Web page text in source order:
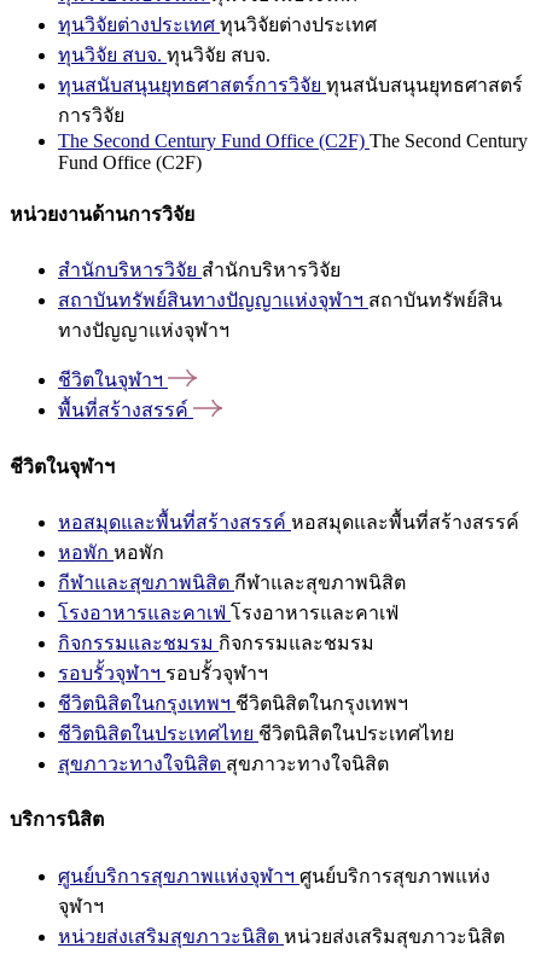
ทุนวิจัยต่างประเทศ ทุนวิจัยต่างประเทศ
ทุนวิจัย สบจ. ทุนวิจัย สบจ.
ทุนสนับสนุนยุทธศาสตร์การวิจัย ทุนสนับสนุนยุทธศาสตร์
การวิจัย
The Second Century Fund Office (C2F) The Second Century
Fund Office (C2F)
หน่วยงานด้านการวิจัย
สำนักบริหารวิจัย สำนักบริหารวิจัย
สถาบันทรัพย์สินทางปัญญาแห่งจุฬาฯ สถาบันทรัพย์สิน
ทางปัญญาแห่งจุฬาฯ
ชีวิตในจุฬาฯ
พื้นที่สร้างสรรค์
ชีวิตในจุฬาฯ
หอสมุดและพื้นที่สร้างสรรค์ หอสมุดและพื้นที่สร้างสรรค์
หอพัก หอพัก
กีฬาและสุขภาพนิสิต กีฬาและสุขภาพนิสิต
โรงอาหารและคาเฟ่ โรงอาหารและคาเฟ่
กิจกรรมและชมรม กิจกรรมและชมรม
รอบรั้วจุฬาฯ รอบรั้วจุฬาฯ
ชีวิตนิสิตในกรุงเทพฯ ชีวิตนิสิตในกรุงเทพฯ
ชีวิตนิสิตในประเทศไทย ชีวิตนิสิตในประเทศไทย
สุขภาวะทางใจนิสิต สุขภาวะทางใจนิสิต
บริการนิสิต
ศูนย์บริการสุขภาพแห่งจุฬาฯ ศูนย์บริการสุขภาพแห่ง
จุฬาฯ
หน่วยส่งเสริมสุขภาวะนิสิต หน่วยส่งเสริมสุขภาวะนิสิต